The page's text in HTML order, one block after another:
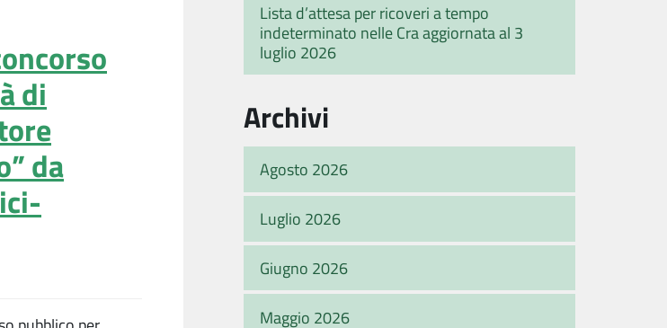
di
da
Lista d’attesa per ricoveri a tempo
indeterminato nelle Cra aggiornata al 3
luglio 2026
Archivi
Agosto 2026
Luglio 2026
Giugno 2026
Maggio 2026